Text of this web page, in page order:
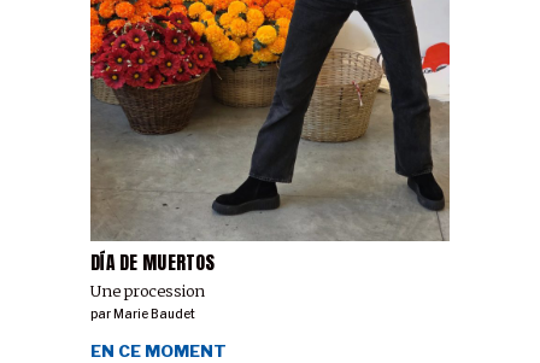
DÍA DE MUERTOS
Une procession
parMarie Baudet
EN CE MOMENT